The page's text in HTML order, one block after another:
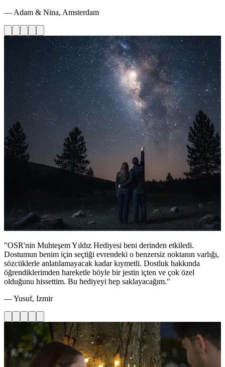
— Adam & Nina, Amsterdam
"OSR'nin Muhteşem Yıldız Hediyesi beni derinden etkiledi.
Dostumun benim için seçtiği evrendeki o benzersiz noktanın varlığı,
sözcüklerle anlatılamayacak kadar kıymetli. Dostluk hakkında
öğrendiklerimden hareketle böyle bir jestin içten ve çok özel
olduğunu hissettim. Bu hediyeyi hep saklayacağım."
— Yusuf, Izmir